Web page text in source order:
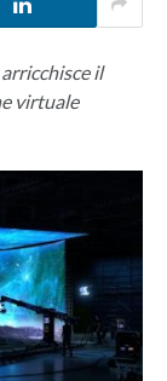
il
virtuale